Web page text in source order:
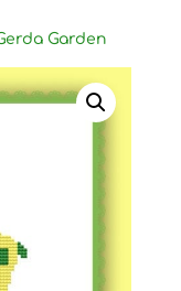
Garden